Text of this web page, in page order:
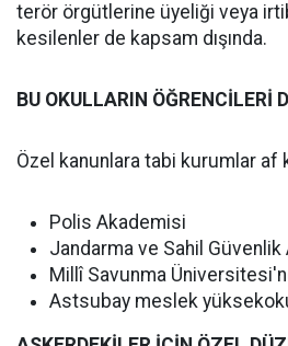
terör örgütlerine üyeliği veya
kesilenler de kapsam dışında.
BU OKULLARIN ÖĞRENCİLERİ
Özel kanunlara tabi kurumlar af
Polis Akademisi
Jandarma ve Sahil
Millî Savunma
Astsubay meslek